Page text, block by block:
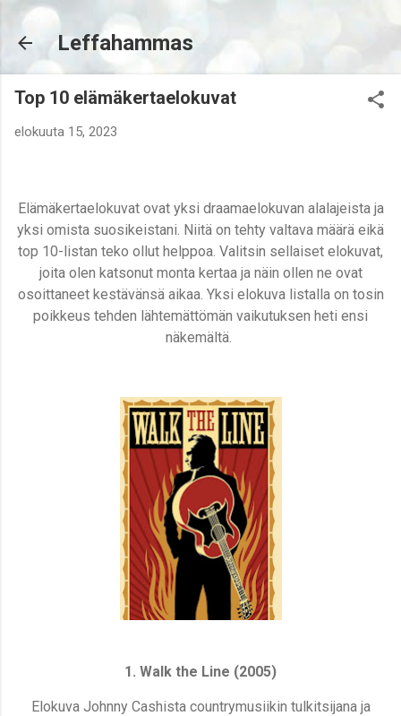
Leffahammas
Top 10 elämäkertaelokuvat
elokuuta 15, 2023
Elämäkertaelokuvat ovat yksi draamaelokuvan alalajeista ja
yksi omista suosikeistani. Niitä on tehty valtava määrä eikä
top 10-listan teko ollut helppoa. Valitsin sellaiset elokuvat,
joita olen katsonut monta kertaa ja näin ollen ne ovat
osoittaneet kestävänsä aikaa. Yksi elokuva listalla on tosin
poikkeus tehden lähtemättömän vaikutuksen heti ensi
näkemältä.
1. Walk the Line (2005)
Elokuva Johnny Cashista countrymusiikin tulkitsijana ja